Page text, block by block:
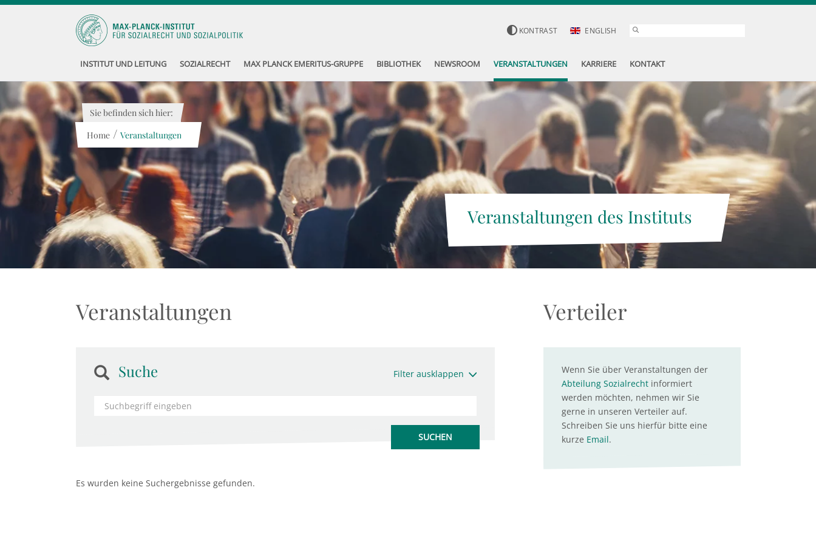
KONTRAST ENGLISH
INSTITUT UND LEITUNG SOZIALRECHT MAX PLANCK EMERITUS-GRUPPE BIBLIOTHEK NEWSROOM VERANSTALTUNGEN KARRIERE KONTAKT
Veranstaltungen des Instituts
Sie befinden sich hier:
Home / Veranstaltungen
Veranstaltungen
Suche Filter ausklappen
Es wurden keine Suchergebnisse gefunden.
Verteiler
Wenn Sie über Veranstaltungen der
Abteilung Sozialrechtinformiert
werden möchten, nehmen wir Sie
gerne in unseren Verteiler auf.
Schreiben Sie uns hierfür bitte eine
kurze Email.